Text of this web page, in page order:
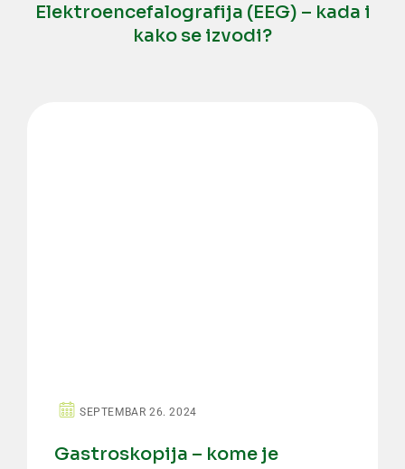
Elektroencefalografija (EEG) – kada i
kako se izvodi?
SEPTEMBAR 26. 2024
Gastroskopija – kome je